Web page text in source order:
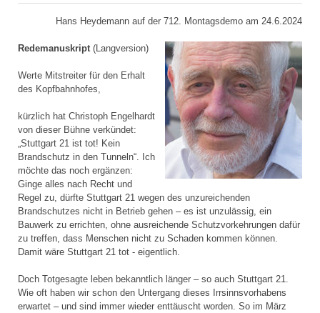
Hans Heydemann auf der 712. Montagsdemo am 24.6.2024
Redemanuskript (Langversion)
Werte Mitstreiter für den Erhalt
des Kopfbahnhofes,
kürzlich hat Christoph Engelhardt
von dieser Bühne verkündet:
„Stuttgart 21 ist tot! Kein
Brandschutz in den Tunneln“. Ich
möchte das noch ergänzen:
Ginge alles nach Recht und
Regel zu, dürfte Stuttgart 21 wegen des unzureichenden
Brandschutzes nicht in Betrieb gehen – es ist unzulässig, ein
Bauwerk zu errichten, ohne ausreichende Schutzvorkehrungen dafür
zu treffen, dass Menschen nicht zu Schaden kommen können.
Damit wäre Stuttgart 21 tot - eigentlich.
Doch Totgesagte leben bekanntlich länger – so auch Stuttgart 21.
Wie oft haben wir schon den Untergang dieses Irrsinnsvorhabens
erwartet – und sind immer wieder enttäuscht worden. So im März